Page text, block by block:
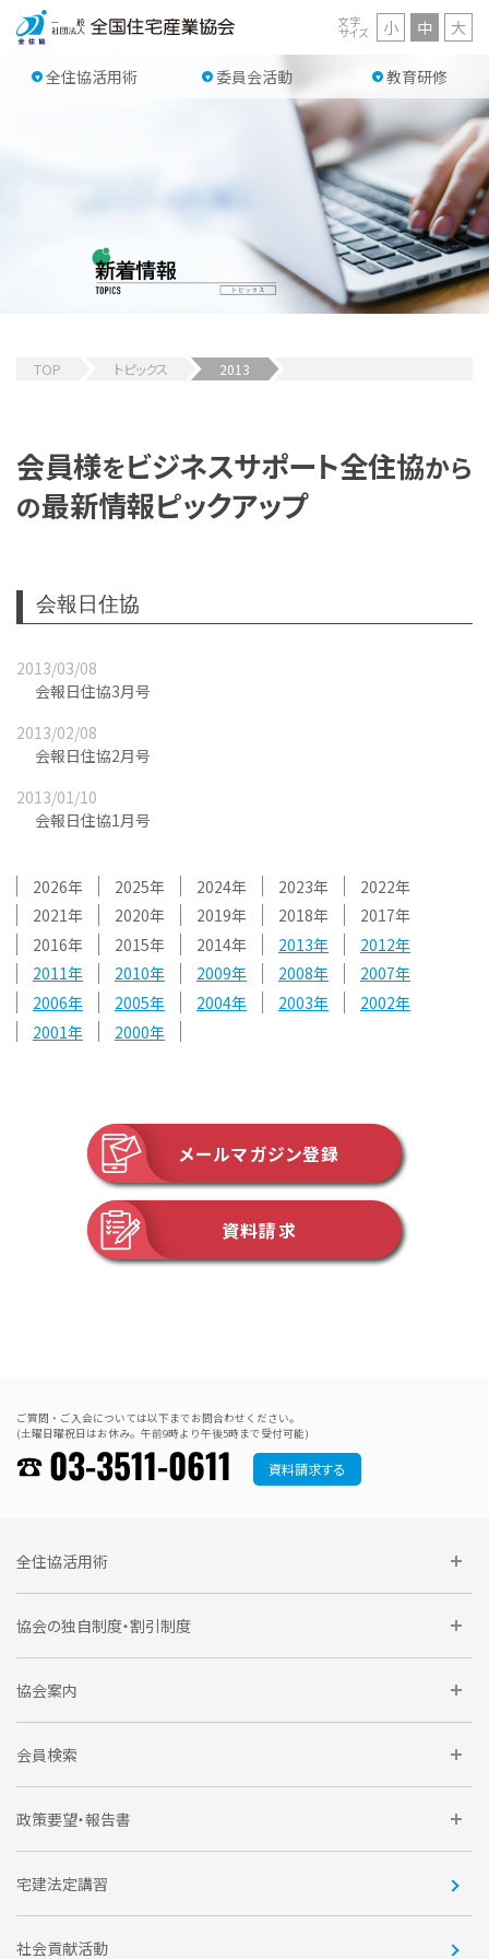
全住協活用術 委員会活動 教育研修
文字
サイズ 小 中 大
TOP トピックス 2013
会員様をビジネスサポート全住協から
の最新情報ピックアップ
会報日住協
2013/03/08
会報日住協3月号
2013/02/08
会報日住協2月号
2013/01/10
会報日住協1月号
2026 2025 2024 2023
2022
2021
2020 2019 2018
2017
2016
2015 2014 2013
2012
2011
2010 2009 2008
2007
2006
2005 2004 2003
2002
2001
2000
メールマガジン登録
資料請求
ご質問・ご入会については以下までお問合わせください。
(土曜日曜祝日はお休み。午前9時より午後5時まで受付可能)
03-3511-0611 資料請求する
全住協活用術
委員会に参加しよう
要望活動に参加しよう
協会の独自制度・割引制度
住宅瑕疵担保責任保険割引制度
全住協NET
不動産後見アドバイザー資格講習
会
全住協ビジネスショップ
協会案内
運営組織
トライアル会員制度
会員検索
企業会員
賛助会員
政策要望・報告書
住宅・土地税制改正要望
優良事業表彰
宅建法定講習
社会貢献活動